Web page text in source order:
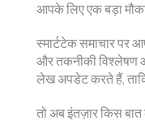
आपके लिए एक बड़ा
स्मार्टटेक समाचार पर
और तकनीकी विश्लेषण
लेख अपडेट करते हैं,
तो अब इंतज़ार किस